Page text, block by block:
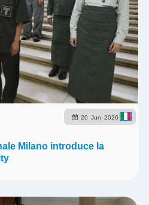
20 Jun 2026
Milano introduce la